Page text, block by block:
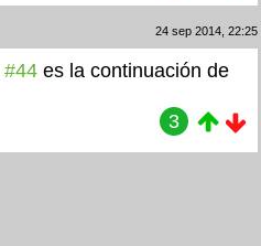
24 sep 2014, 22:25
#44 es la continuación de
3